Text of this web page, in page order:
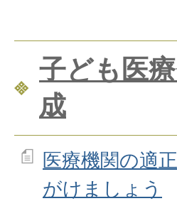
子ども医
成
医療機関の適
がけましょう